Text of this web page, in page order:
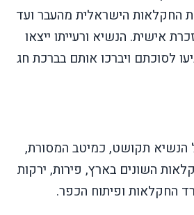
הישראלית מהעבר ועד
אישית. הנשיא ורעייתו ייצאו
לסוכתם ויברכו אותם בברכת חג
הנשיא תקושט, כמיטב המסורת,
השונים בארץ, פירות, ירקות
החקלאות ופיתוח הכפר.